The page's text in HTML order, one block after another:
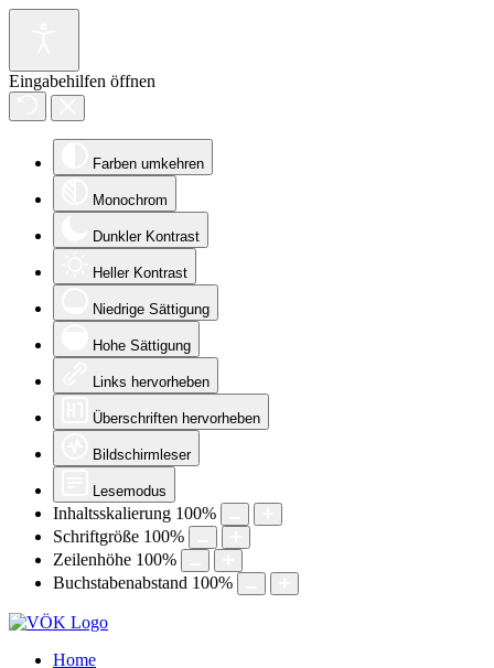
Eingabehilfen öffnen
Farben umkehren
Monochrom
Dunkler Kontrast
Heller Kontrast
Niedrige Sättigung
Hohe Sättigung
Links hervorheben
Überschriften hervorheben
Bildschirmleser
Lesemodus
Inhaltsskalierung 100%
Schriftgröße 100%
Zeilenhöhe 100%
Buchstabenabstand 100%
Home